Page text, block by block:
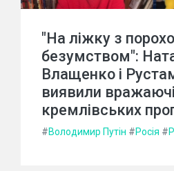
"На ліжку з
безумством":
Влащенко і
виявили вражаючі
кремлівських
#Володимир Путін #Росія #